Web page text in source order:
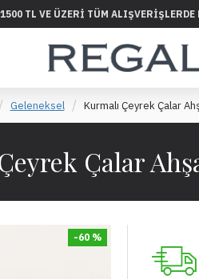
1500 TL VE ÜZERI TÜM ALIŞVERIŞLERDE
Geleneksel Kurmalı Çeyrek Çalar
Çalar
-60 %